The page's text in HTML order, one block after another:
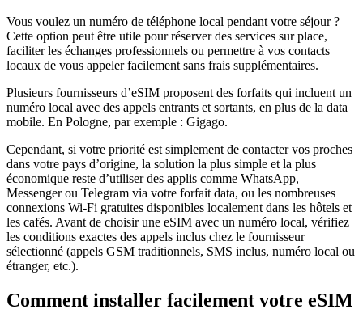
Vous voulez un numéro de téléphone local pendant votre séjour ?
Cette option peut être utile pour réserver des services sur place,
faciliter les échanges professionnels ou permettre à vos contacts
locaux de vous appeler facilement sans frais supplémentaires.
Plusieurs fournisseurs d’eSIM proposent des forfaits qui incluent un
numéro local avec des appels entrants et sortants, en plus de la data
mobile. En Pologne, par exemple : Gigago.
Cependant, si votre priorité est simplement de contacter vos proches
dans votre pays d’origine, la solution la plus simple et la plus
économique reste d’utiliser des applis comme WhatsApp,
Messenger ou Telegram via votre forfait data, ou les nombreuses
connexions Wi‑Fi gratuites disponibles localement dans les hôtels et
les cafés. Avant de choisir une eSIM avec un numéro local, vérifiez
les conditions exactes des appels inclus chez le fournisseur
sélectionné (appels GSM traditionnels, SMS inclus, numéro local ou
étranger, etc.).
Comment installer facilement votre eSIM